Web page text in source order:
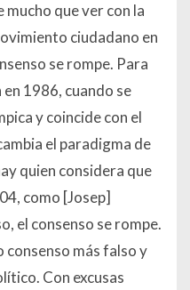
que ver con la
ciudadano en
se rompe. Para
1986, cuando se
y coincide con el
el paradigma de
quien considera que
como [Josep]
el consenso se rompe.
consenso más falso y
Con excusas